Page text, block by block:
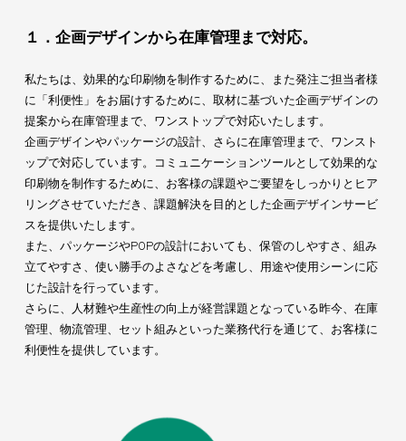
１．企画デザインから在庫管理まで対応。
私たちは、効果的な印刷物を制作するために、また発注ご担当者様
に「利便性」をお届けするために、取材に基づいた企画デザインの
提案から在庫管理まで、ワンストップで対応いたします。
企画デザインやパッケージの設計、さらに在庫管理まで、ワンスト
ップで対応しています。コミュニケーションツールとして効果的な
印刷物を制作するために、お客様の課題やご要望をしっかりとヒア
リングさせていただき、課題解決を目的とした企画デザインサービ
スを提供いたします。
また、パッケージやPOPの設計においても、保管のしやすさ、組み
立てやすさ、使い勝手のよさなどを考慮し、用途や使用シーンに応
じた設計を行っています。
さらに、人材難や生産性の向上が経営課題となっている昨今、在庫
管理、物流管理、セット組みといった業務代行を通じて、お客様に
利便性を提供しています。